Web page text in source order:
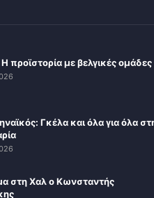
προϊστορία με βελγικές ομάδες
Γκέλα και όλα για όλα
στη Χαλ ο Κωνσταντής